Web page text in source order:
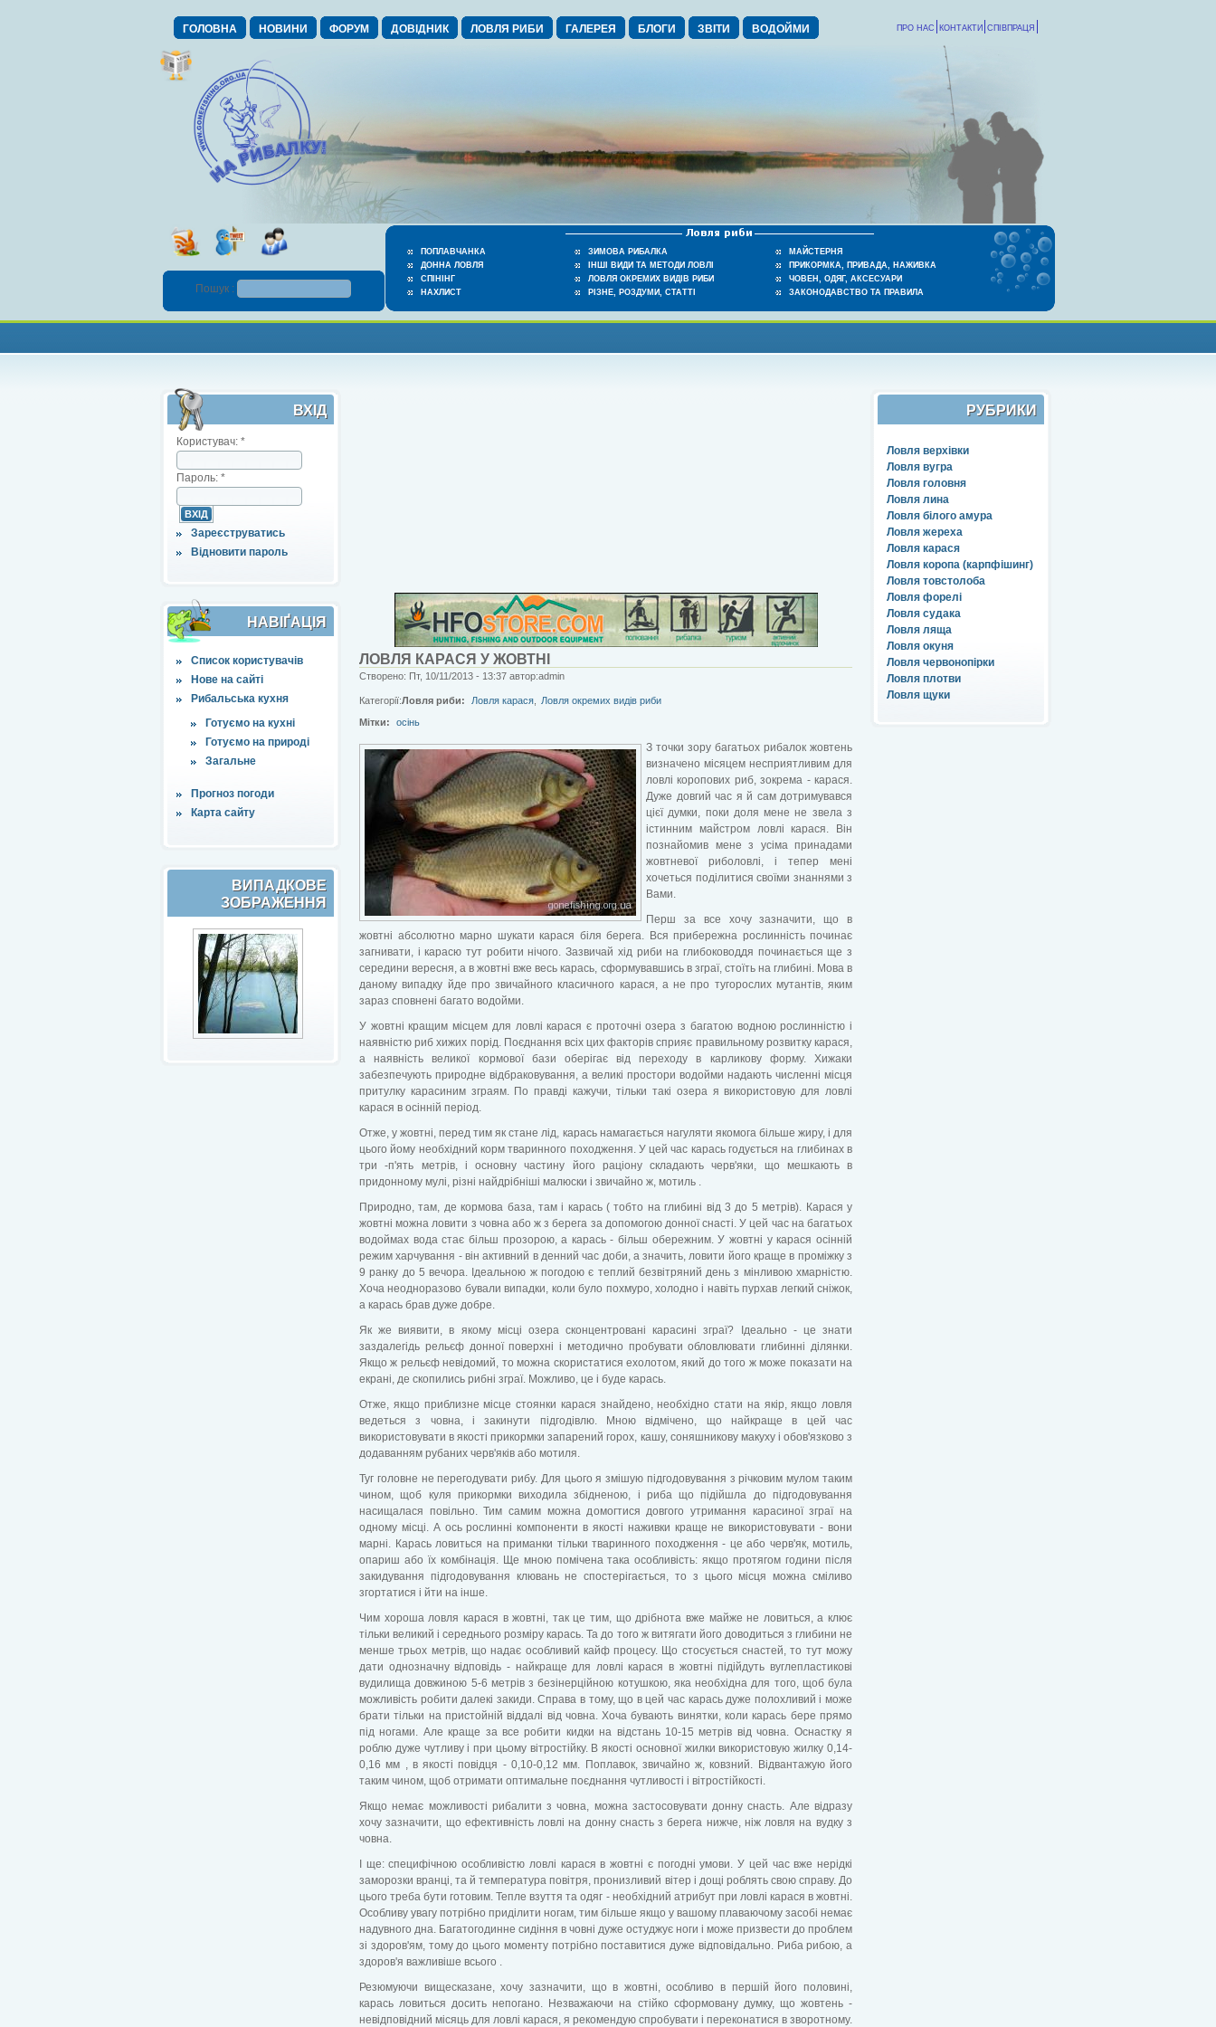
ГОЛОВНА НОВИНИ ФОРУМ ДОВІДНИК ЛОВЛЯ РИБИ ГАЛЕРЕЯ БЛОГИ ЗВІТИ ВОДОЙМИ СПІВПРАЦЯ
КОНТАКТИ
ПРО НАС
ПОПЛАВЧАНКА
ДОННА ЛОВЛЯ
СПІНІНГ
НАХЛИСТ
ЗИМОВА РИБАЛКА
ІНШІ ВИДИ ТА МЕТОДИ ЛОВЛІ
ЛОВЛЯ ОКРЕМИХ ВИДІВ РИБИ
РІЗНЕ, РОЗДУМИ, СТАТТІ
МАЙСТЕРНЯ
ПРИКОРМКА, ПРИВАДА, НАЖИВКА
ЧОВЕН, ОДЯГ, АКСЕСУАРИ
ЗАКОНОДАВСТВО ТА ПРАВИЛА
Пошук :
ВХІД
Користувач: *
Пароль: *
Зареєструватись
Відновити пароль
НАВІҐАЦІЯ
Список користувачів
Нове на сайті
Рибальська кухня
Готуємо на кухні
Готуємо на природі
Загальне
Прогноз погоди
Карта сайту
ВИПАДКОВЕ
ЗОБРАЖЕННЯ
РУБРИКИ
Ловля верхівки
Ловля вугра
Ловля головня
Ловля лина
Ловля білого амура
Ловля жереха
Ловля карася
Ловля коропа (карпфішинг)
Ловля товстолоба
Ловля форелі
Ловля судака
Ловля ляща
Ловля окуня
Ловля червонопірки
Ловля плотви
Ловля щуки
ЛОВЛЯ КАРАСЯ У ЖОВТНІ
Створено: Пт, 10/11/2013 - 13:37 автор:admin
Категорії:Ловля риби: Ловля карася
Ловля окремих видів риби
Мітки:
осінь
З точки зору багатьох рибалок жовтень
визначено місяцем несприятливим для
ловлі коропових риб, зокрема - карася.
Дуже довгий час я й сам дотримувався
цієї думки, поки доля мене не звела з
істинним майстром ловлі карася. Він
познайомив мене з усіма принадами
жовтневої риболовлі, і тепер мені
хочеться поділитися своїми знаннями з
Вами.
Перш за все хочу зазначити, що в
жовтні абсолютно марно шукати карася біля берега. Вся прибережна рослинність починає
загнивати, і карасю тут робити нічого. Зазвичай хід риби на глибоководдя починається ще з
середини вересня, а в жовтні вже весь карась, сформувавшись в зграї, стоїть на глибині. Мова в
даному випадку йде про звичайного класичного карася, а не про тугорослих мутантів, яким
зараз сповнені багато водойми.
У жовтні кращим місцем для ловлі карася є проточні озера з багатою водною рослинністю і
наявністю риб хижих порід. Поєднання всіх цих факторів сприяє правильному розвитку карася,
а наявність великої кормової бази оберігає від переходу в карликову форму. Хижаки
забезпечують природне відбраковування, а великі простори водойми надають численні місця
притулку карасиним зграям. По правді кажучи, тільки такі озера я використовую для ловлі
карася в осінній період.
Отже, у жовтні, перед тим як стане лід, карась намагається нагуляти якомога більше жиру, і для
цього йому необхідний корм тваринного походження. У цей час карась годується на глибинах в
три -п'ять метрів, і основну частину його раціону складають черв'яки, що мешкають в
придонному мулі, різні найдрібніші малюски і звичайно ж, мотиль .
Природно, там, де кормова база, там і карась ( тобто на глибині від 3 до 5 метрів). Карася у
жовтні можна ловити з човна або ж з берега за допомогою донної снасті. У цей час на багатьох
водоймах вода стає більш прозорою, а карась - більш обережним. У жовтні у карася осінній
режим харчування - він активний в денний час доби, а значить, ловити його краще в проміжку з
9 ранку до 5 вечора. Ідеальною ж погодою є теплий безвітряний день з мінливою хмарністю.
Хоча неодноразово бували випадки, коли було похмуро, холодно і навіть пурхав легкий сніжок,
а карась брав дуже добре.
Як же виявити, в якому місці озера сконцентровані карасині зграї? Ідеально - це знати
заздалегідь рельєф донної поверхні і методично пробувати обловлювати глибинні ділянки.
Якщо ж рельєф невідомий, то можна скористатися ехолотом, який до того ж може показати на
екрані, де скопились рибні зграї. Можливо, це і буде карась.
Отже, якщо приблизне місце стоянки карася знайдено, необхідно стати на якір, якщо ловля
ведеться з човна, і закинути підгодівлю. Мною відмічено, що найкраще в цей час
використовувати в якості прикормки запарений горох, кашу, соняшникову макуху і обов'язково з
додаванням рубаних черв'яків або мотиля.
Туг головне не перегодувати рибу. Для цього я змішую підгодовування з річковим мулом таким
чином, щоб куля прикормки виходила збідненою, і риба що підійшла до підгодовування
насищалася повільно. Тим самим можна домогтися довгого утримання карасиної зграї на
одному місці. А ось рослинні компоненти в якості наживки краще не використовувати - вони
марні. Карась ловиться на приманки тільки тваринного походження - це або черв'як, мотиль,
опариш або їх комбінація. Ще мною помічена така особливість: якщо протягом години після
закидування підгодовування клювань не спостерігається, то з цього місця можна сміливо
згортатися і йти на інше.
Чим хороша ловля карася в жовтні, так це тим, що дрібнота вже майже не ловиться, а клює
тільки великий і середнього розміру карась. Та до того ж витягати його доводиться з глибини не
менше трьох метрів, що надає особливий кайф процесу. Що стосується снастей, то тут можу
дати однозначну відповідь - найкраще для ловлі карася в жовтні підійдуть вуглепластикові
вудилища довжиною 5-6 метрів з безінерційною котушкою, яка необхідна для того, щоб була
можливість робити далекі закиди. Справа в тому, що в цей час карась дуже полохливий і може
брати тільки на пристойній віддалі від човна. Хоча бувають винятки, коли карась бере прямо
під ногами. Але краще за все робити кидки на відстань 10-15 метрів від човна. Оснастку я
роблю дуже чутливу і при цьому вітростійку. В якості основної жилки використовую жилку 0,14-
0,16 мм , в якості повідця - 0,10-0,12 мм. Поплавок, звичайно ж, ковзний. Відвантажую його
таким чином, щоб отримати оптимальне поєднання чутливості і вітростійкості.
Якщо немає можливості рибалити з човна, можна застосовувати донну снасть. Але відразу
хочу зазначити, що ефективність ловлі на донну снасть з берега нижче, ніж ловля на вудку з
човна.
І ще: специфічною особливістю ловлі карася в жовтні є погодні умови. У цей час вже нерідкі
заморозки вранці, та й температура повітря, пронизливий вітер і дощі роблять свою справу. До
цього треба бути готовим. Тепле взуття та одяг - необхідний атрибут при ловлі карася в жовтні.
Особливу увагу потрібно приділити ногам, тим більше якщо у вашому плаваючому засобі немає
надувного дна. Багатогодинне сидіння в човні дуже остуджує ноги і може призвести до проблем
зі здоров'ям, тому до цього моменту потрібно поставитися дуже відповідально. Риба рибою, а
здоров'я важливіше всього .
Резюмуючи вищесказане, хочу зазначити, що в жовтні, особливо в першій його половині,
карась ловиться досить непогано. Незважаючи на стійко сформовану думку, що жовтень -
невідповідний місяць для ловлі карася, я рекомендую спробувати і переконатися в зворотному.